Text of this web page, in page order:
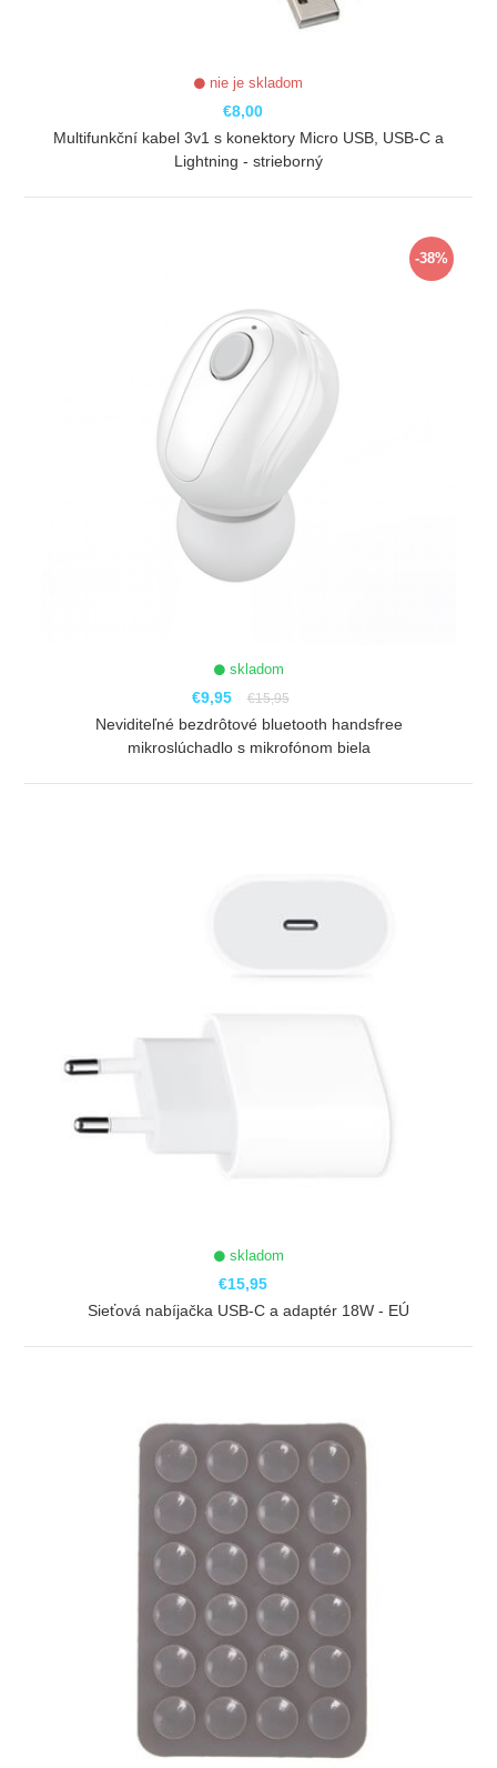
nie je skladom
€8,00
Multifunkční kabel 3v1 s konektory Micro USB, USB-C a
Lightning - strieborný
-38%
skladom
€9,95 €15,95
Neviditeľné bezdrôtové bluetooth handsfree
mikroslúchadlo s mikrofónom biela
skladom
€15,95
Sieťová nabíjačka USB-C a adaptér 18W - EÚ